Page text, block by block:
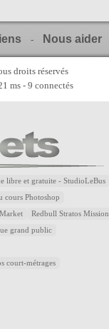
- Nous aider
droits réservés
ms - 9 connectés
libre et gratuite - StudioLeBus
cours Photoshop
Redbull Stratos Mission
grand public
court-métrages